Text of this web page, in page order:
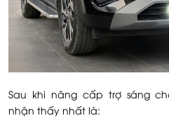
Sau khi nâng cấp trợ sáng
nhận thấy nhất là: